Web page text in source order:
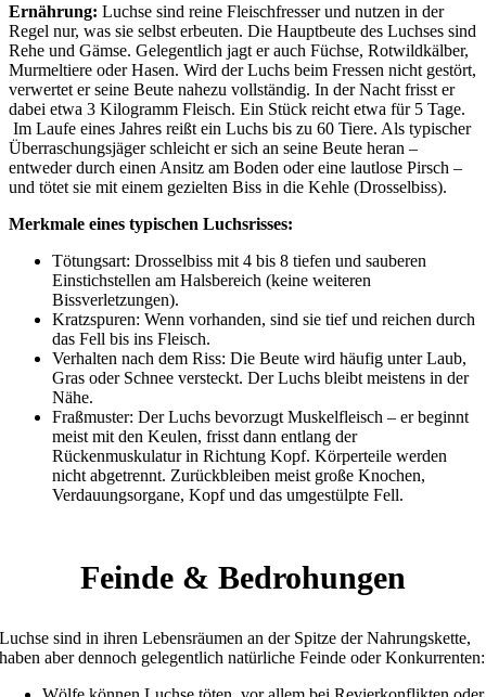
Ernährung: Luchse sind reine Fleischfresser und nutzen in der
Regel nur, was sie selbst erbeuten. Die Hauptbeute des Luchses sind
Rehe und Gämse. Gelegentlich jagt er auch Füchse, Rotwildkälber,
Murmeltiere oder Hasen. Wird der Luchs beim Fressen nicht gestört,
verwertet er seine Beute nahezu vollständig. In der Nacht frisst er
dabei etwa 3 Kilogramm Fleisch. Ein Stück reicht etwa für 5 Tage.
Im Laufe eines Jahres reißt ein Luchs bis zu 60 Tiere. Als typischer
Überraschungsjäger schleicht er sich an seine Beute heran –
entweder durch einen Ansitz am Boden oder eine lautlose Pirsch –
und tötet sie mit einem gezielten Biss in die Kehle (Drosselbiss).
Merkmale eines typischen Luchsrisses:
Tötungsart: Drosselbiss mit 4 bis 8 tiefen und sauberen
Einstichstellen am Halsbereich (keine weiteren
Bissverletzungen).
Kratzspuren: Wenn vorhanden, sind sie tief und reichen durch
das Fell bis ins Fleisch.
Verhalten nach dem Riss: Die Beute wird häufig unter Laub,
Gras oder Schnee versteckt. Der Luchs bleibt meistens in der
Nähe.
Fraßmuster: Der Luchs bevorzugt Muskelfleisch – er beginnt
meist mit den Keulen, frisst dann entlang der
Rückenmuskulatur in Richtung Kopf. Körperteile werden
nicht abgetrennt. Zurückbleiben meist große Knochen,
Verdauungsorgane, Kopf und das umgestülpte Fell.
Feinde & Bedrohungen
Luchse sind in ihren Lebensräumen an der Spitze der Nahrungskette,
haben aber dennoch gelegentlich natürliche Feinde oder Konkurrenten: